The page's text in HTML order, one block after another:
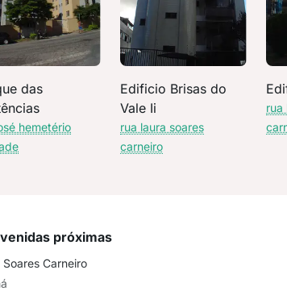
das
hemetério
Edificio Brisas do
Vale Ii
rua laura soares
carneiro
rua
próximas
Soares Carneiro